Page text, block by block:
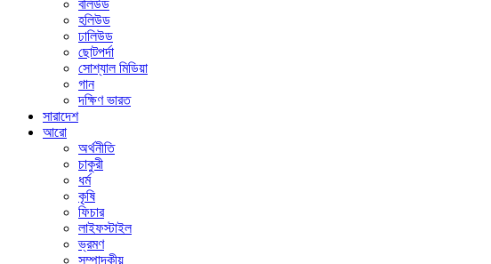
বলিউড
হলিউড
ঢালিউড
ছোটপর্দা
সোশ্যাল মিডিয়া
গান
দক্ষিণ ভারত
সারাদেশ
আরো
অর্থনীতি
চাকুরী
ধর্ম
কৃষি
ফিচার
লাইফস্টাইল
ভ্রমণ
সম্পাদকীয়